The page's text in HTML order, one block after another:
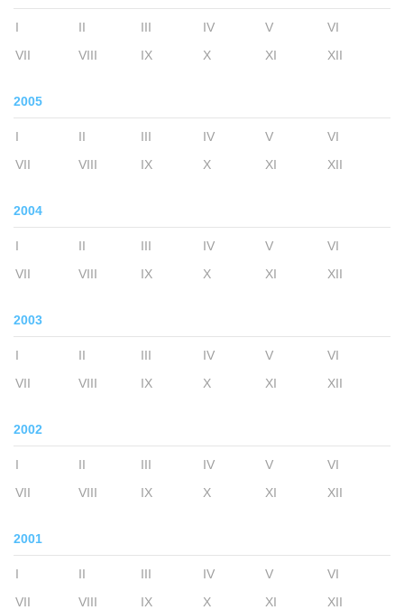
I II III IV V
VI
VII
VIII IX X XI XII
2005
I II III IV V
VI
VII
VIII IX X XI XII
2004
I II III IV V
VI
VII
VIII IX X XI XII
2003
I II III IV V
VI
VII
VIII IX X XI XII
2002
I II III IV V
VI
VII
VIII IX X XI XII
2001
I II III IV V
VI
VII
VIII IX X XI XII